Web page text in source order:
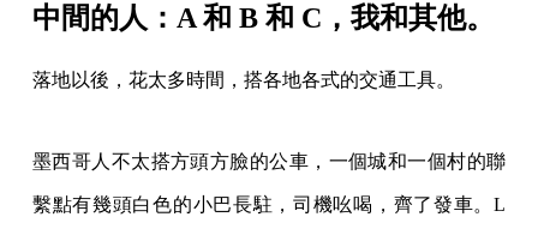
中間的人：A 和 B 和 C，我和其他。
落地以後，花太多時間，搭各地各式的交通工具。
墨西哥人不太搭方頭方臉的公車，一個城和一個村的聯
繫點有幾頭白色的小巴長駐，司機吆喝，齊了發車。L